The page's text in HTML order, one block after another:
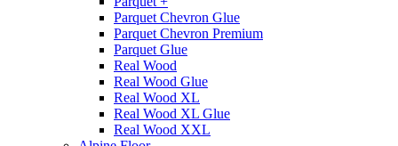
Parquet Chevron Glue
Parquet Chevron Premium
Parquet Glue
Real Wood
Real Wood Glue
Real Wood XL
Real Wood XL Glue
Real Wood XXL